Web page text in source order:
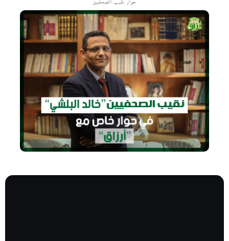
حوار نقيب الصحفيين